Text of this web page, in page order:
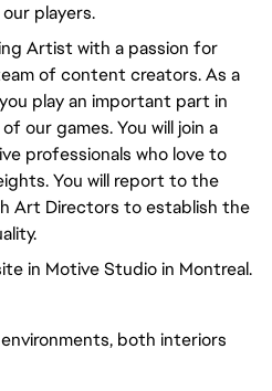
players.
Artist with a passion for
of content creators. As a
play an important part in
our games. You will join a
professionals who love to
You will report to the
Art Directors to establish the
in Motive Studio in Montreal.
both interiors